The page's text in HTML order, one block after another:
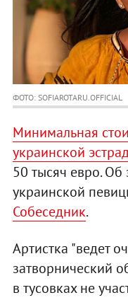
ФОТО: SOFIAROTARU.OFFICIAL
Минимальная
украинской
50 тысяч евро.
украинской
Собеседник.
Артистка "ведет
затворнический
в тусовках не